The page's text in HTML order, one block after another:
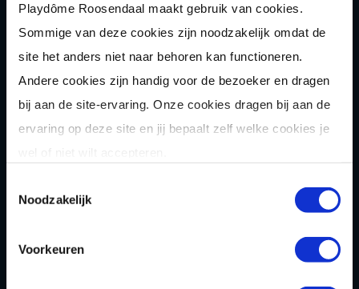
Playdôme Roosendaal maakt gebruik van cookies.
Sommige van deze cookies zijn noodzakelijk omdat de
site het anders niet naar behoren kan functioneren.
Andere cookies zijn handig voor de bezoeker en dragen
bij aan de site-ervaring. Onze cookies dragen bij aan de
ervaring op deze site en jij bepaalt zelf welke cookies je
Noodzakelijk
Voorkeuren
Shuffleboarden
E-chopper
DerSaboteur